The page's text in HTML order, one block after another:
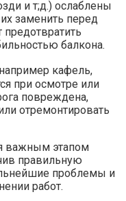
и т;д.​) ослаблены
заменить перед
балкона.​
кафель,
при осмотре или
повреждена,
отремонтировать
важным этапом
правильную
проблемы и
работ.​